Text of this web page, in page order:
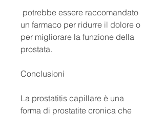
un farmaco per ridurre il dolore o
per migliorare la funzione della
prostata.
Conclusioni
La prostatitis capillare è una
forma di prostatite cronica che